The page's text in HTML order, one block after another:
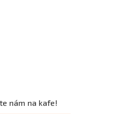
nám na kafe!